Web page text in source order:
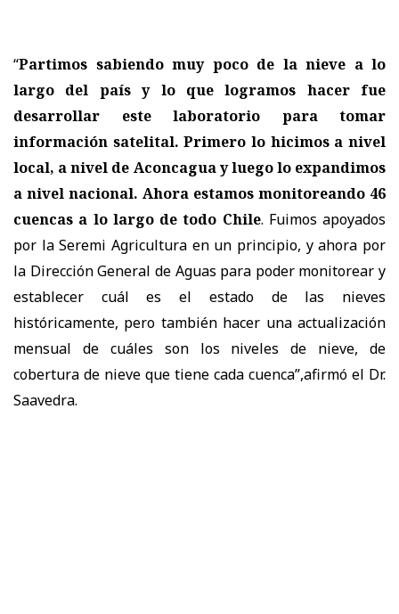
“Partimos sabiendo muy poco de la nieve a lo
largo del país y lo que logramos hacer fue
desarrollar este laboratorio para tomar
información satelital. Primero lo hicimos a nivel
local, a nivel de Aconcagua y luego lo expandimos
a nivel nacional. Ahora estamos monitoreando 46
cuencas a lo largo de todo Chile. Fuimos apoyados
por la Seremi Agricultura en un principio, y ahora por
la Dirección General de Aguas para poder monitorear y
establecer cuál es el estado de las nieves
históricamente, pero también hacer una actualización
mensual de cuáles son los niveles de nieve, de
cobertura de nieve que tiene cada cuenca”,afirmó el Dr.
Saavedra.